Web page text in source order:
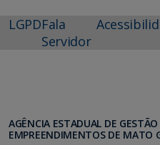
LGPDFala
Servidor
AGÊNCIA ESTADUAL DE GESTÃO
EMPREENDIMENTOS DE MATO